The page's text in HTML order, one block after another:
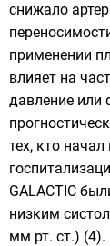
снижало
применении
влияет на
давление или
тех, кто
GALACTIC
низким
мм рт. ст.) (4).